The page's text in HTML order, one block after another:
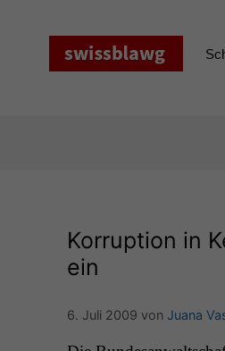
Korruption in
ein
6. Juli 2009 von Juana